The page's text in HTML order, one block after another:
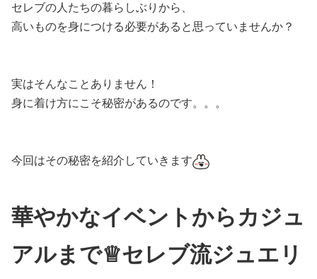
セレブの人たちの暮らしぶりから、
高いものを身につける必要があると思っていませんか？
実はそんなことありません！
身に着け方にこそ秘密があるのです。。。
今回はその秘密を紹介していきます
華やかなイベントからカジュ
アルまで♕セレブ流ジュエリ